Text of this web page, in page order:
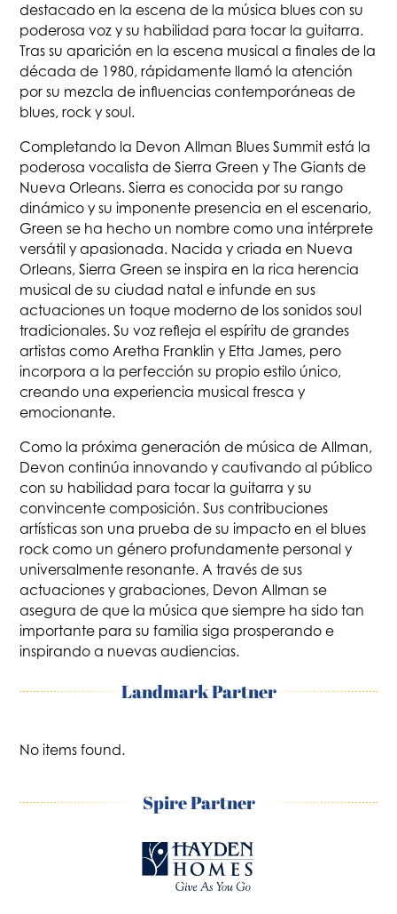
destacado en la escena de la música blues con su
poderosa voz y su habilidad para tocar la guitarra.
Tras su aparición en la escena musical a finales de la
década de 1980, rápidamente llamó la atención
por su mezcla de influencias contemporáneas de
blues, rock y soul.
Completando la Devon Allman Blues Summit está la
poderosa vocalista de Sierra Green y The Giants de
Nueva Orleans. Sierra es conocida por su rango
dinámico y su imponente presencia en el escenario,
Green se ha hecho un nombre como una intérprete
versátil y apasionada. Nacida y criada en Nueva
Orleans, Sierra Green se inspira en la rica herencia
musical de su ciudad natal e infunde en sus
actuaciones un toque moderno de los sonidos soul
tradicionales. Su voz refleja el espíritu de grandes
artistas como Aretha Franklin y Etta James, pero
incorpora a la perfección su propio estilo único,
creando una experiencia musical fresca y
emocionante.
Como la próxima generación de música de Allman,
Devon continúa innovando y cautivando al público
con su habilidad para tocar la guitarra y su
convincente composición. Sus contribuciones
artísticas son una prueba de su impacto en el blues
rock como un género profundamente personal y
universalmente resonante. A través de sus
actuaciones y grabaciones, Devon Allman se
asegura de que la música que siempre ha sido tan
importante para su familia siga prosperando e
inspirando a nuevas audiencias.
Landmark Partner
No items found.
Spire Partner